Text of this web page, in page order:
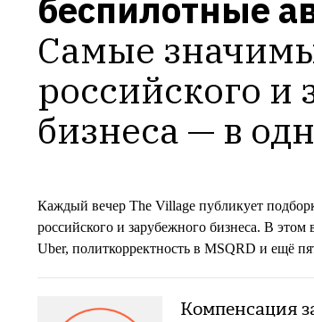
беспилотные
Самые
российского и
бизнеса — в
Каждый вечер The Village публикует
российского и зарубежного бизнеса. В
Uber, политкорректность в MSQRD и ещё
Компенсация